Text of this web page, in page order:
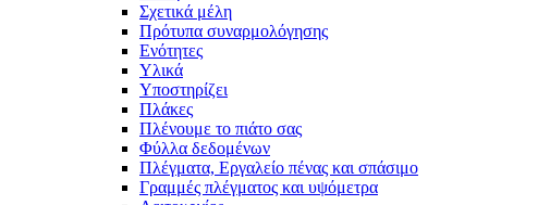
Σχετικά μέλη
Πρότυπα συναρμολόγησης
Ενότητες
Υλικά
Υποστηρίζει
Πλάκες
Πλένουμε το πιάτο σας
Φύλλα δεδομένων
Πλέγματα, Εργαλείο πένας και σπάσιμο
Γραμμές πλέγματος και υψόμετρα